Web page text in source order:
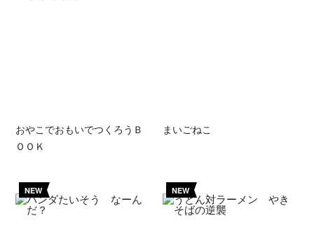
おやこでおもいでつくろうＢ
ＯＯＫ
まいごねこ
NEW NEW